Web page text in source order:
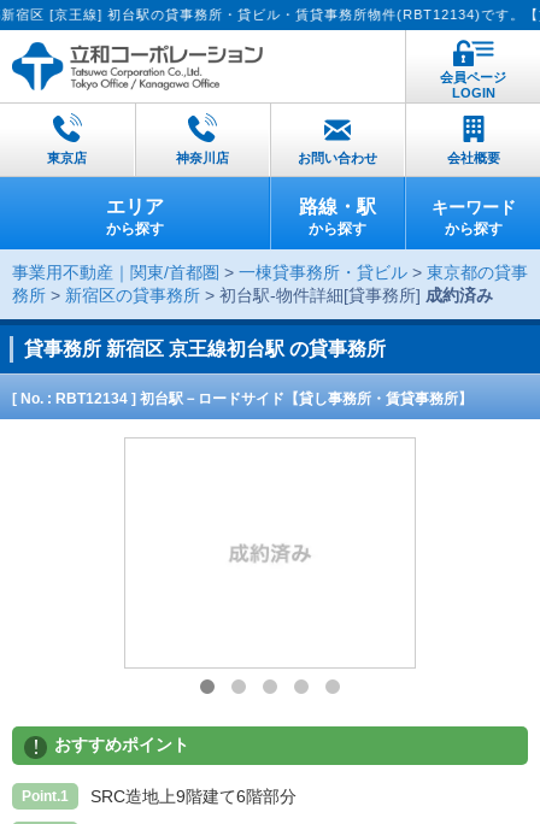
京王線] 初台駅の貸事務所・貸ビル・賃貸事務所物件(RBT12134)です。【貸し
会員ページ
LOGIN
東京店 神奈川店 お問い合わせ 会社概要
エリア
から探す
路線・駅
から探す
キーワード
から探す
事業用不動産｜関東/首都圏 > 一棟貸事務所・貸ビル > 東京都の貸事
務所 > 新宿区の貸事務所 > 初台駅-物件詳細[貸事務所] 成約済み
貸事務所 新宿区 京王線初台駅 の貸事務所
[ No. : RBT12134 ] 初台駅－ロードサイド【貸し事務所・賃貸事務所】
! おすすめポイント
Point.1 SRC造地上9階建て6階部分